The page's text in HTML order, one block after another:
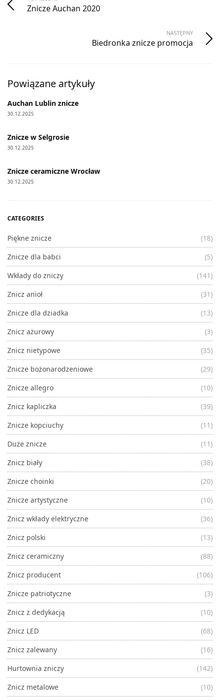
Znicze Auchan 2020
NASTĘPNY
Biedronka znicze promocja
Powiązane artykuły
Auchan Lublin znicze
30.12.2025
Znicze w Selgrosie
30.12.2025
Znicze ceramiczne Wrocław
30.12.2025
CATEGORIES
Piękne znicze
(18)
Znicze dla babci
(5)
Wkłady do zniczy
(141)
Znicz anioł
(31)
Znicze dla dziadka
(13)
Znicz ażurowy
(3)
Znicz nietypowe
(35)
Znicze bożonarodzeniowe
(29)
Znicze allegro
(10)
Znicz kapliczka
(39)
Znicze kopciuchy
(11)
Duże znicze
(11)
Znicz biały
(38)
Znicze choinki
(20)
Znicze artystyczne
(10)
Znicz wkłady elektryczne
(36)
Znicz polski
(13)
Znicz ceramiczny
(88)
Znicz producent
(106)
Znicze patriotyczne
(3)
Znicz z dedykacją
(10)
Znicz LED
(68)
Znicz zalewany
(16)
Hurtownia zniczy
(142)
Znicz metalowe
(10)